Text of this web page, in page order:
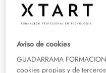
Realizar análisis
del sector de la
Aviso de cookies
GUADARRAMA
cookies propias y de